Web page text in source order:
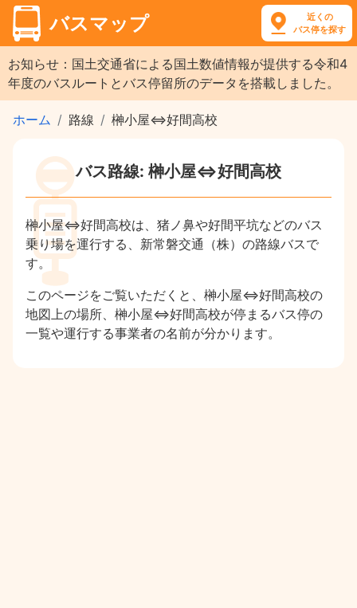
バスマップ
近くの
バス停を探す
お知らせ：国土交通省による国土数値情報が提供する令和4
年度のバスルートとバス停留所のデータを搭載しました。
ホーム 路線 榊小屋⇔好間高校
バス路線: 榊小屋⇔好間高校
榊小屋⇔好間高校は、猪ノ鼻や好間平坑などのバス
乗り場を運行する、新常磐交通（株）の路線バスで
す。
このページをご覧いただくと、榊小屋⇔好間高校の
地図上の場所、榊小屋⇔好間高校が停まるバス停の
一覧や運行する事業者の名前が分かります。